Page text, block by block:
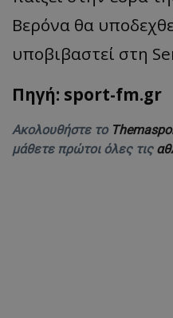
Βερόνα θα
υποβιβαστεί στη
Πηγή: sport-fm.gr
Ακολουθήστε το
μάθετε πρώτοι όλες τις